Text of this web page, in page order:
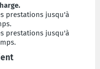
prestations jusqu'à
prestations jusqu'à